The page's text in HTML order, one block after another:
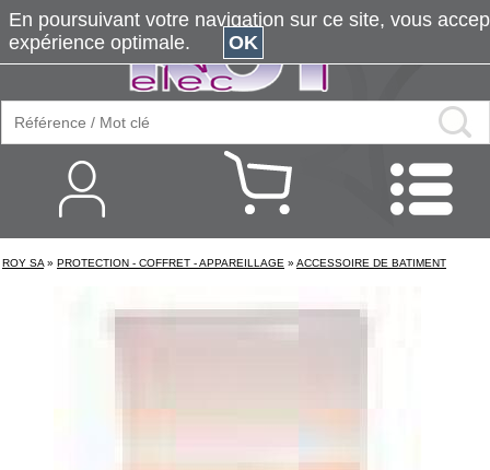
ROY SA » PROTECTION - COFFRET - APPAREILLAGE » ACCESSOIRE DE BATIMENT
En poursuivant votre navigation sur ce site, vous
expérience optimale.
OK